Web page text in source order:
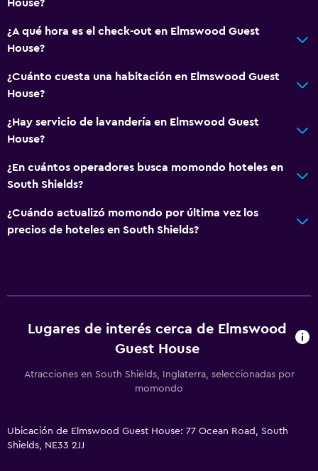
House?
¿A qué hora es el check-out en Elmswood Guest
House?
¿Cuánto cuesta una habitación en Elmswood Guest
House?
¿Hay servicio de lavandería en Elmswood Guest
House?
¿En cuántos operadores busca momondo hoteles en
South Shields?
¿Cuándo actualizó momondo por última vez los
precios de hoteles en South Shields?
Lugares de interés cerca de Elmswood
Guest House
Atracciones en South Shields, Inglaterra, seleccionadas por
momondo
Ubicación de Elmswood Guest House: 77 Ocean Road, South
Shields, NE33 2JJ